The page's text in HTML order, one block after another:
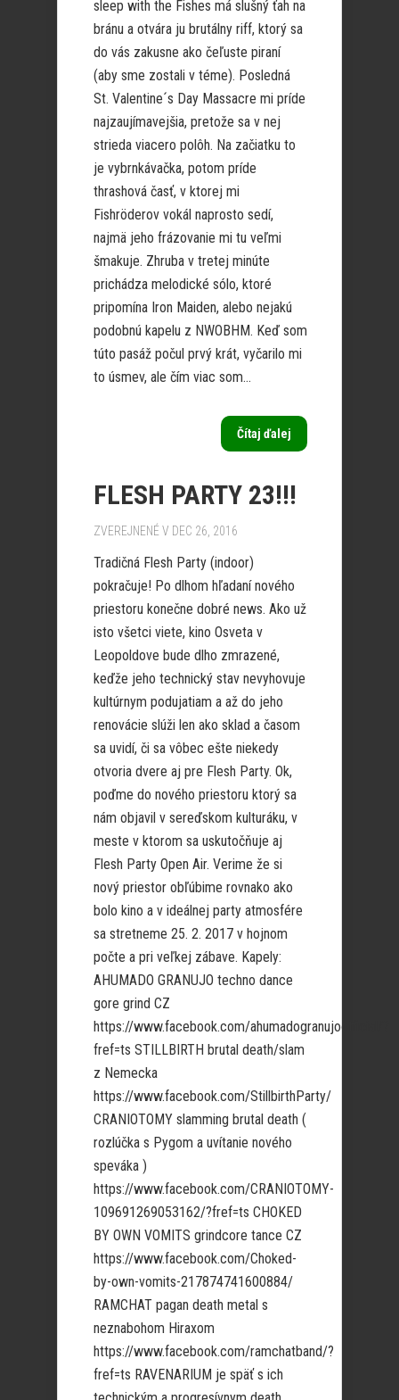
sleep with the Fishes má slušný ťah na
bránu a otvára ju brutálny riff, ktorý sa
do vás zakusne ako čeľuste piraní
(aby sme zostali v téme). Posledná
St. Valentine´s Day Massacre mi príde
najzaujímavejšia, pretože sa v nej
strieda viacero polôh. Na začiatku to
je vybrnkávačka, potom príde
thrashová časť, v ktorej mi
Fishröderov vokál naprosto sedí,
najmä jeho frázovanie mi tu veľmi
šmakuje. Zhruba v tretej minúte
prichádza melodické sólo, ktoré
pripomína Iron Maiden, alebo nejakú
podobnú kapelu z NWOBHM. Keď som
túto pasáž počul prvý krát, vyčarilo mi
to úsmev, ale čím viac som...
Čítaj ďalej
FLESH PARTY 23!!!
ZVEREJNENÉ V DEC 26, 2016
Tradičná Flesh Party (indoor)
pokračuje! Po dlhom hľadaní nového
priestoru konečne dobré news. Ako už
isto všetci viete, kino Osveta v
Leopoldove bude dlho zmrazené,
keďže jeho technický stav nevyhovuje
kultúrnym podujatiam a až do jeho
renovácie slúži len ako sklad a časom
sa uvidí, či sa vôbec ešte niekedy
otvoria dvere aj pre Flesh Party. Ok,
poďme do nového priestoru ktorý sa
nám objavil v sereďskom kulturáku, v
meste v ktorom sa uskutočňuje aj
Flesh Party Open Air. Verime že si
nový priestor obľúbime rovnako ako
bolo kino a v ideálnej party atmosfére
sa stretneme 25. 2. 2017 v hojnom
počte a pri veľkej zábave. Kapely:
AHUMADO GRANUJO techno dance
gore grind CZ
https://www.facebook.com/ahumadogranujoofficial/?
fref=ts STILLBIRTH brutal death/slam
z Nemecka
https://www.facebook.com/StillbirthParty/
CRANIOTOMY slamming brutal death (
rozlúčka s Pygom a uvítanie nového
speváka )
https://www.facebook.com/CRANIOTOMY-
109691269053162/?fref=ts CHOKED
BY OWN VOMITS grindcore tance CZ
https://www.facebook.com/Choked-
by-own-vomits-217874741600884/
RAMCHAT pagan death metal s
neznabohom Hiraxom
https://www.facebook.com/ramchatband/?
fref=ts RAVENARIUM je späť s ich